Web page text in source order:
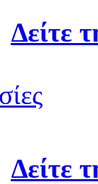
Δείτε
Δείτε